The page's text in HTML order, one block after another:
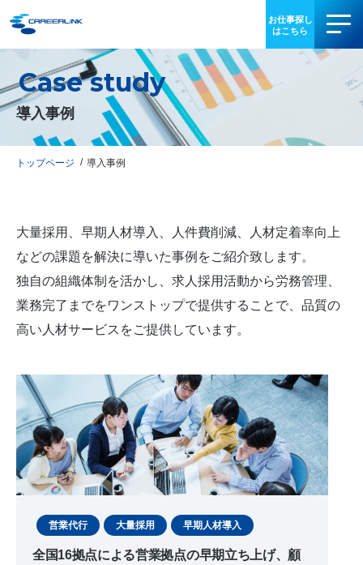
事業内容
導入事例
お役立ち情報
IR情報
採用情報
03-3340-5077
お問い合わせ
Case study
導入事例
トップページ 導入事例
大量採用、早期人材導入、人件費削減、人材定着率向上
などの課題を解決に導いた事例をご紹介致します。
独自の組織体制を活かし、求人採用活動から労務管理、
業務完了までをワンストップで提供することで、品質の
高い人材サービスをご提供しています。
営業代行 大量採用 早期人材導入
全国16拠点による営業拠点の早期立ち上げ、顧